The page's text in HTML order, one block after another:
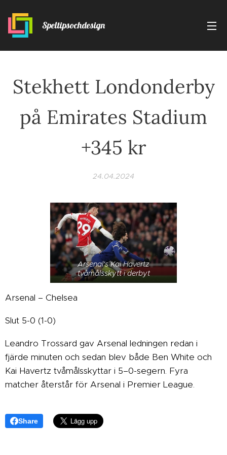
Speltipsochdesign
Stekhett Londonderby
på Emirates Stadium
+345 kr
24.04.2024
Arsenal's Kai Havertz
tvåmålsskytt i derbyt
Arsenal – Chelsea
Slut 5-0 (1-0)
Leandro Trossard gav Arsenal ledningen redan i
fjärde minuten och sedan blev både Ben White och
Kai Havertz tvåmålsskyttar i 5–0-segern. Fyra
matcher återstår för Arsenal i Premier League.
Share